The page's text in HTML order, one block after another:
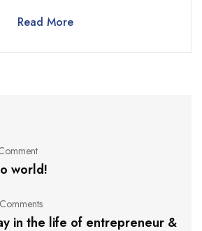
Read More
world!
in the life of entrepreneur &